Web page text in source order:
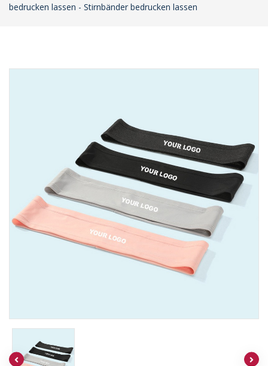
bedrucken lassen - Stirnbänder bedrucken lassen